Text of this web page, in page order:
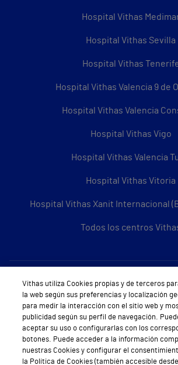
Hospital Vithas
Hospital Vithas Sevilla
Hospital Vithas
Hospital Vithas Valencia 9 de
Hospital Vithas Valencia
Hospital Vithas Vigo
Hospital Vithas Valencia
Hospital Vithas Vitoria
Hospital Vithas Xanit Internacional
Todos los centros
Sobre Vithas
Quiénes somos
Trabajar en Vithas
Teléfono Cita Médica
Vithas utiliza Cookies propias y de terceros
la web según sus preferencias y localización
para medir la interacción con el sitio web y
publicidad según su perfil de navegación.
aceptar su uso o configurarlas con los
botones. Puede acceder a la información
nuestras Cookies y configurar el
la Política de Cookies (también accesible